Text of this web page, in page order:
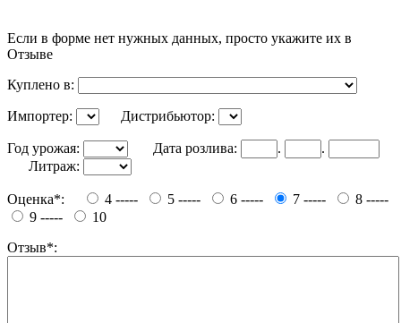
Если в форме нет нужных данных, просто укажите их в
Отзыве
Куплено в:
Импортер: Дистрибьютор:
Год урожая: Дата розлива: .
.
Литраж:
Оценка*: 4 ----- 5 ----- 6 ----- 7 -----
8 -----
9 -----
10
Отзыв*: